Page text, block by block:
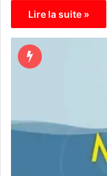
Lire la suite »